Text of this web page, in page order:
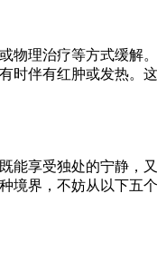
物理治疗等方式缓解
伴有红肿或发热。
能享受独处的宁静，
境界，不妨从以下五